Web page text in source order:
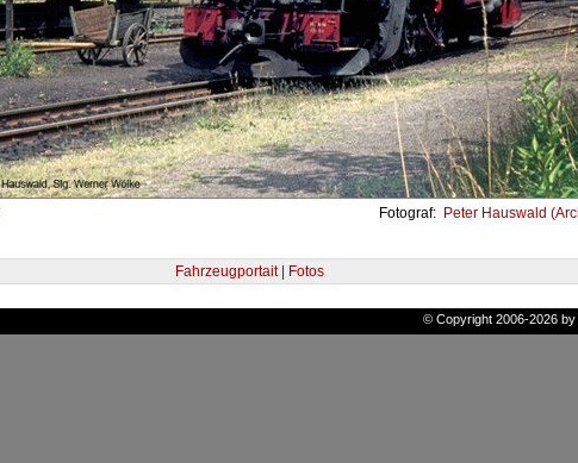
Fotograf: Peter Hauswald
Fahrzeugportait | Fotos
© Copyright 2006-2026